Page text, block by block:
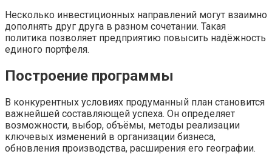
Несколько инвестиционных направлений могут взаимно
дополнять друг друга в разном сочетании. Такая
политика позволяет предприятию повысить надёжность
единого портфеля.
Построение программы
В конкурентных условиях продуманный план становится
важнейшей составляющей успеха. Он определяет
возможности, выбор, объёмы, методы реализации
ключевых изменений в организации бизнеса,
обновления производства, расширения его географии.